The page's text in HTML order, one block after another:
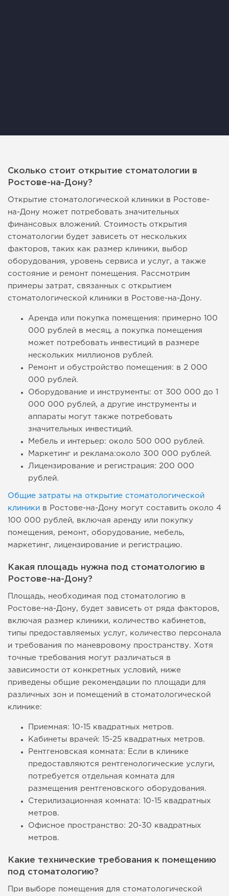
Сколько стоит открытие стоматологии в
Ростове-на-Дону?
Открытие стоматологической клиники в Ростове-
на-Дону может потребовать значительных
финансовых вложений. Стоимость открытия
стоматологии будет зависеть от нескольких
факторов, таких как размер клиники, выбор
оборудования, уровень сервиса и услуг, а также
состояние и ремонт помещения. Рассмотрим
примеры затрат, связанных с открытием
стоматологической клиники в Ростове-на-Дону.
Аренда или покупка помещения: примерно 100
000 рублей в месяц, а покупка помещения
может потребовать инвестиций в размере
нескольких миллионов рублей.
Ремонт и обустройство помещения: в 2 000
000 рублей.
Оборудование и инструменты: от 300 000 до 1
000 000 рублей, а другие инструменты и
аппараты могут также потребовать
значительных инвестиций.
Мебель и интерьер: около 500 000 рублей.
Маркетинг и реклама:около 300 000 рублей.
Лицензирование и регистрация: 200 000
рублей.
Общие затраты на открытие стоматологической
клиники в Ростове-на-Дону могут составить около 4
100 000 рублей, включая аренду или покупку
помещения, ремонт, оборудование, мебель,
маркетинг, лицензирование и регистрацию.
Какая площадь нужна под стоматологию в
Ростове-на-Дону?
Площадь, необходимая под стоматологию в
Ростове-на-Дону, будет зависеть от ряда факторов,
включая размер клиники, количество кабинетов,
типы предоставляемых услуг, количество персонала
и требования по маневровому пространству. Хотя
точные требования могут различаться в
зависимости от конкретных условий, ниже
приведены общие рекомендации по площади для
различных зон и помещений в стоматологической
клинике:
Приемная: 10-15 квадратных метров.
Кабинеты врачей: 15-25 квадратных метров.
Рентгеновская комната: Если в клинике
предоставляются рентгенологические услуги,
потребуется отдельная комната для
размещения рентгеновского оборудования.
Стерилизационная комната: 10-15 квадратных
метров.
Офисное пространство: 20-30 квадратных
метров.
Какие технические требования к помещению
под стоматологию?
При выборе помещения для стоматологической